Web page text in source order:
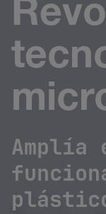
Amplía